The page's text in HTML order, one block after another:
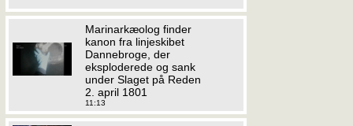
Marinarkæolog finder
kanon fra linjeskibet
Dannebroge, der
eksploderede og sank
under Slaget på Reden
2. april 1801
11:13